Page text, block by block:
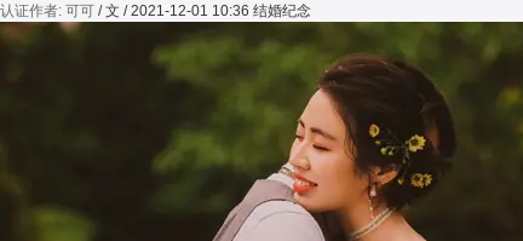
认证作者: 可可 / 文 / 2021-12-01 10:36 结婚纪念